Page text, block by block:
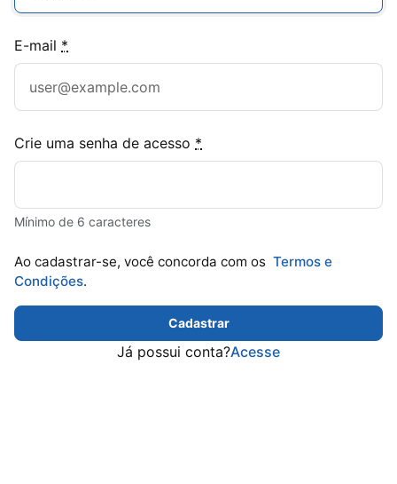
E-mail *
Crie uma senha de acesso *
Mínimo de 6 caracteres
Ao cadastrar-se, você concorda com os Termos e
Condições.
Cadastrar
Já possui conta?Acesse